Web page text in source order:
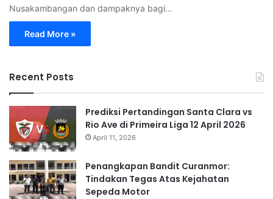
Nusakambangan dan dampaknya bagi…
Read More »
Recent Posts
Prediksi Pertandingan Santa Clara vs
Rio Ave di Primeira Liga 12 April 2026
April 11, 2026
Penangkapan Bandit Curanmor:
Tindakan Tegas Atas Kejahatan
Sepeda Motor